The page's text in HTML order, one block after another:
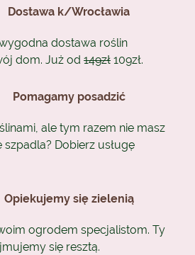
Dostawa k/Wrocławia
dostawa roślin
dom. Już od 149zł 109zł.
Pomagamy posadzić
ale tym razem nie masz
Dobierz usługę
Opiekujemy się zielenią
ogrodem specjalistom. Ty
się resztą.